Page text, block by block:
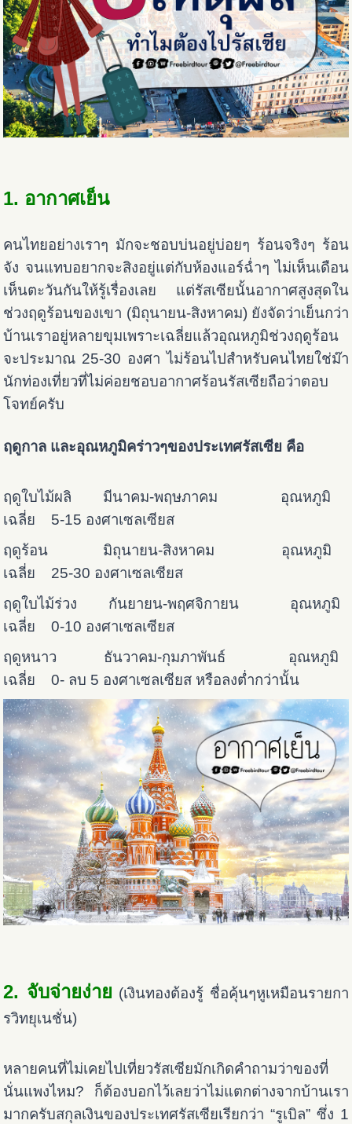
1. อากาศเย็น
คนไทยอย่างเราๆ มักจะชอบบ่นอยู่บ่อยๆ ร้อนจริงๆ ร้อน
จัง จนแทบอยากจะสิงอยู่แต่กับห้องแอร์ฉ่ำๆ ไม่เห็นเดือน
เห็นตะวันกันให้รู้เรื่องเลย แต่รัสเซียนั้นอากาศสูงสุดใน
ช่วงฤดูร้อนของเขา (มิถุนายน-สิงหาคม) ยังจัดว่าเย็นกว่า
บ้านเราอยู่หลายขุมเพราะเฉลี่ยแล้วอุณหภูมิช่วงฤดูร้อน
จะประมาณ 25-30 องศา ไม่ร้อนไปสำหรับคนไทยใช่ม๊า
นักท่องเที่ยวที่ไม่ค่อยชอบอากาศร้อนรัสเซียถือว่าตอบ
โจทย์ครับ
ฤดูกาล และอุณหภูมิคร่าวๆของประเทศรัสเซีย คือ
ฤดูใบไม้ผลิ มีนาคม-พฤษภาคม อุณหภูมิ
เฉลี่ย 5-15 องศาเซลเซียส
ฤดูร้อน มิถุนายน-สิงหาคม อุณหภูมิ
เฉลี่ย 25-30 องศาเซลเซียส
ฤดูใบไม้ร่วง กันยายน-พฤศจิกายน อุณหภูมิ
เฉลี่ย 0-10 องศาเซลเซียส
ฤดูหนาว ธันวาคม-กุมภาพันธ์ อุณหภูมิ
เฉลี่ย 0- ลบ 5 องศาเซลเซียส หรือลงต่ำกว่านั้น
2. จับจ่ายง่าย (เงินทองต้องรู้ ชื่อคุ้นๆหูเหมือนรายกา
รวิทยุเนชั่น)
หลายคนที่ไม่เคยไปเที่ยวรัสเซียมักเกิดคำถามว่าของที่
นั่นแพงไหม? ก็ต้องบอกไว้เลยว่าไม่แตกต่างจากบ้านเรา
มากครับสกุลเงินของประเทศรัสเซียเรียกว่า “รูเบิล” ซึ่ง 1